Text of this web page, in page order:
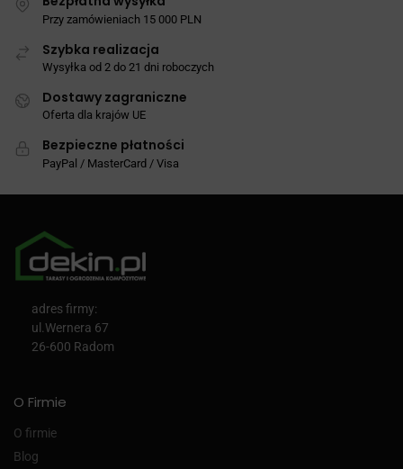
Przy zamówieniach 15 000 PLN
Szybka realizacja
Wysyłka od 2 do 21 dni roboczych
Dostawy zagraniczne
Oferta dla krajów UE
Bezpieczne płatności
PayPal / MasterCard / Visa
adres firmy:
ul.Wernera 67
26-600 Radom
O Firmie
O firmie
Blog